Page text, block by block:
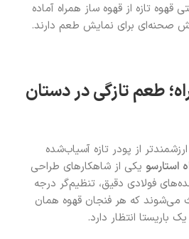
قهوه تازه از قهوه ساز همراه آماده
صحنه‌ای برای نمایش طعم دارند.
طعم تازگی در دستان
از پودر تازه آسیاب‌شده
استارسو یکی از شاهکارهای طراحی
فولادی دقیق، تنظیم‌گر درجه
می‌شوند که هر فنجان قهوه همان
باریستا انتظار دارد.